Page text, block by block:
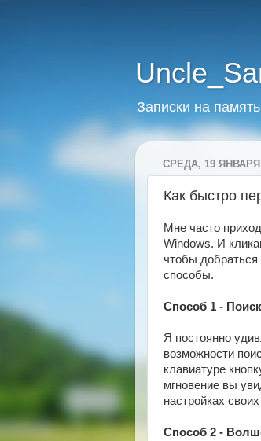
Записки на память
СРЕДА, 19 ЯНВАРЯ
Как быстро
Мне часто
Windows. И
чтобы
способы.
Способ 1 - Поиск
Я постоянно
возможности
клавиатуре
мгновение вы
настройках
Способ 2 -